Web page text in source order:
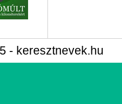
- keresztnevek.hu